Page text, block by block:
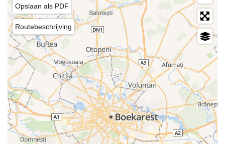
Opslaan als PDF
Routebeschrijving